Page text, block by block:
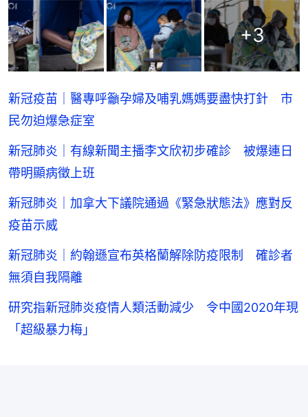
+3
新冠疫苗｜醫專呼籲孕婦及哺乳媽媽要盡快打針 市
民勿迫爆急症室
新冠肺炎｜有線新聞主播李文欣初步確診 被爆連日
帶明顯病徵上班
新冠肺炎｜加拿大下議院通過《緊急狀態法》應對反
疫苗示威
新冠肺炎｜約翰遜宣布英格蘭解除防疫限制 確診者
無須自我隔離
研究指新冠肺炎疫情人類活動減少 令中國2020年現
「超級暴力梅」